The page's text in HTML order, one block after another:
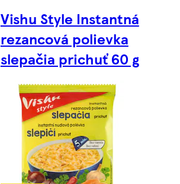
Vishu Style Instantná
rezancová polievka
slepačia prichuť 60 g